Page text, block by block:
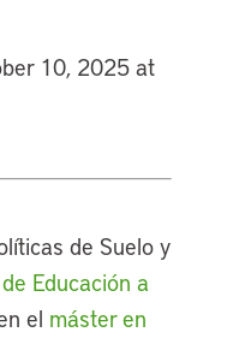
10, 2025 at
de Suelo y
Educación a
el máster en